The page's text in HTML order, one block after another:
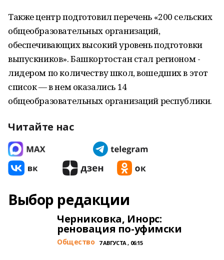
Также центр подготовил перечень «200 сельских
общеобразовательных организаций,
обеспечивающих высокий уровень подготовки
выпускников». Башкортостан стал регионом -
лидером по количеству школ, вошедших в этот
список — в нем оказались 14
общеобразовательных организаций республики.
Читайте нас
Выбор редакции
Черниковка, Инорс:
реновация по-уфимски
Общество 7 АВГУСТА , 06:15